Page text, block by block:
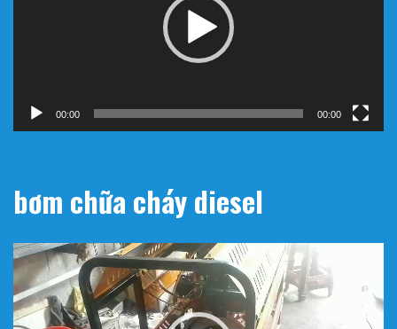
name: Công Ty Tnhh Đầu Tư Kỹ
Thuật Đại Việt
address :182/13/40/16 Hồ Văn Long , Phường Bình
Hưng Hòa B, Bình Tân, Hồ Chí Minh , Việt Nam
WebSite: https://maybomchuachay.org
Máy bơm chữa cháy